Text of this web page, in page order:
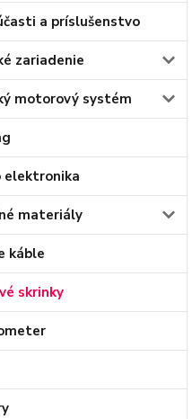
a príslušenstvo
zariadenie
motorový systém
elektronika
materiály
káble
skrinky